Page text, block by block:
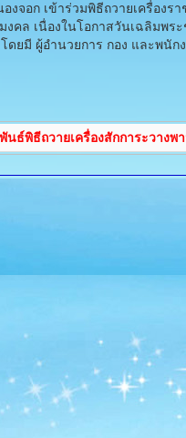
งจอก เข้าร่วมพิธีถวายเครื่องร
งคล เนื่องในโอกาสวันเฉลิม
ดยมี ผู้อำนวยการ กอง และพนัก
ธ์พิธีถวายเครื่องสักการะวางพ